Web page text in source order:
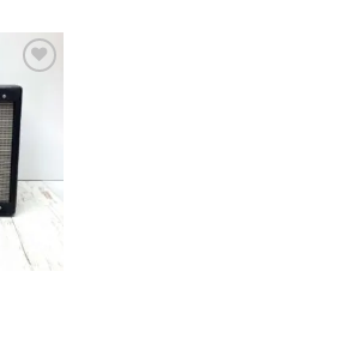
Agregar
a la
lista de
deseos